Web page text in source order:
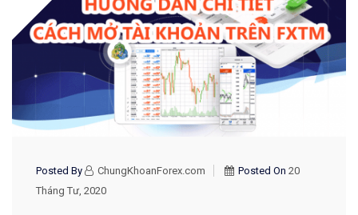
Posted By ChungKhoanForex.com Posted On 20
Tháng Tư, 2020